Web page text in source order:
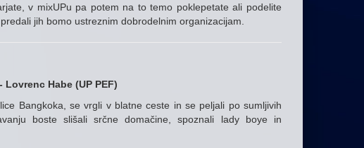
v mixUPu pa potem na to temo poklepetate ali podelite
jih bomo ustreznim dobrodelnim organizacijam.
- Lovrenc Habe (UP PEF)
Bangkoka, se vrgli v blatne ceste in se peljali po sumljivih
boste slišali srčne domačine, spoznali lady boye in